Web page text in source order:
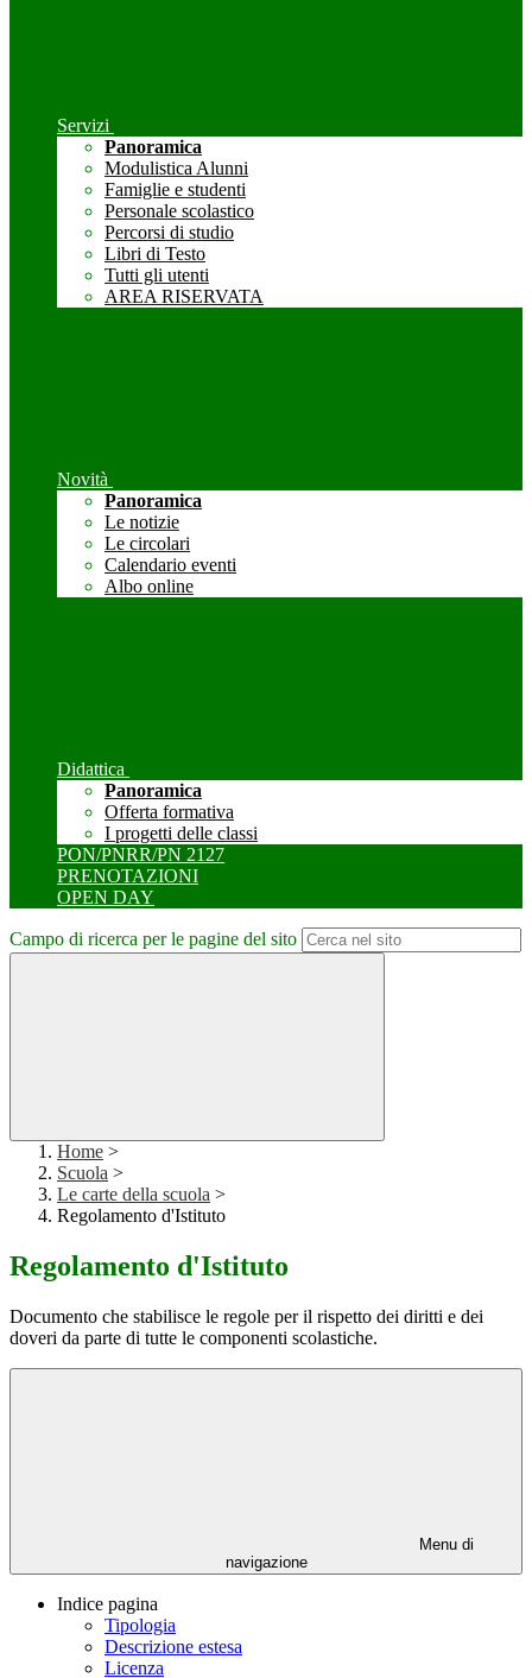
Servizi
Panoramica
Modulistica Alunni
Famiglie e studenti
Personale scolastico
Percorsi di studio
Libri di Testo
Tutti gli utenti
AREA RISERVATA
Novità
Panoramica
Le notizie
Le circolari
Calendario eventi
Albo online
Didattica
Panoramica
Offerta formativa
I progetti delle classi
PON/PNRR/PN 2127
PRENOTAZIONI
OPEN DAY
Campo di ricerca per le pagine del sito
Home >
Scuola >
Le carte della scuola >
Regolamento d'Istituto
Regolamento d'Istituto
Documento che stabilisce le regole per il rispetto dei diritti e dei
doveri da parte di tutte le componenti scolastiche.
Menu di
navigazione
Indice pagina
Tipologia
Descrizione estesa
Licenza